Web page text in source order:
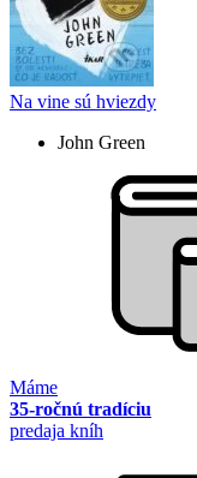
Na vine sú hviezdy
John Green
Máme
35-ročnú tradíciu
predaja kníh